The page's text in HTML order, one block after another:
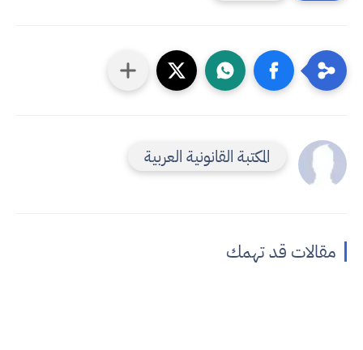
المكتبة القانونية العربية
مقالات قد تهمك